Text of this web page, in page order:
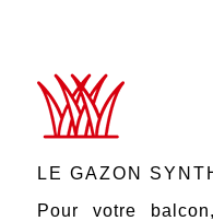
LE GAZON
Pour votre